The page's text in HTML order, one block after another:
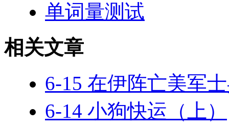
单词量测试
相关文章
6-15 在伊阵亡美军
6-14 小狗快运（上）